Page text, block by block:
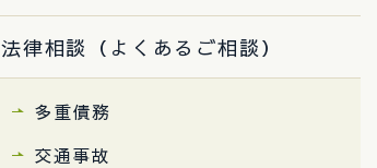
法律相談（よくあるご相談）
多重債務
交通事故